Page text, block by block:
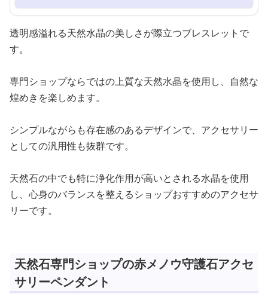
透明感溢れる天然水晶の美しさが際立つブレスレットで
す。
専門ショップならではの上質な天然水晶を使用し、自然な
煌めきを楽しめます。
シンプルながらも存在感のあるデザインで、アクセサリー
としての汎用性も抜群です。
天然石の中でも特に浄化作用が高いとされる水晶を使用
し、心身のバランスを整えるショップおすすめのアクセサ
リーです。
天然石専門ショップの赤メノウ守護石アクセ
サリーペンダント